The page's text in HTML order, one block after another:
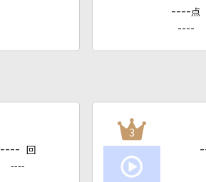
---- 点
----
---- 回
----
3